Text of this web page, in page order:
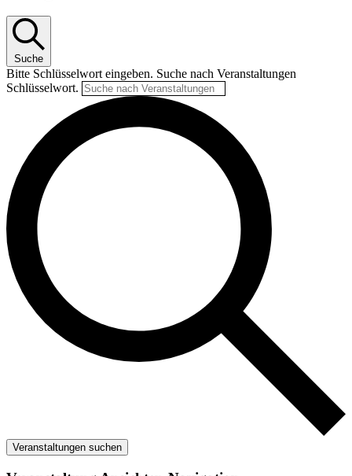
Suche
Bitte Schlüsselwort eingeben. Suche nach Veranstaltungen
Schlüsselwort.
Veranstaltungen suchen